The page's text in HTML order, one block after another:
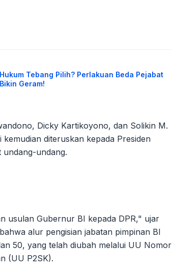
Hukum Tebang Pilih? Perlakuan Beda Pejabat
Geram!
Dicky Kartikoyono, dan Solikin M.
diteruskan kepada Presiden
undang-undang.
usulan Gubernur BI kepada DPR," ujar
alur pengisian jabatan pimpinan BI
50, yang telah diubah melalui UU Nomor
(UU P2SK).